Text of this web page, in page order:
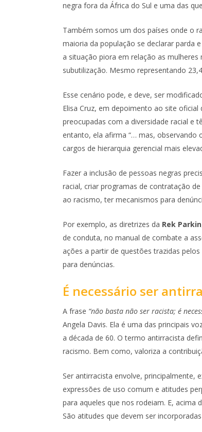
negra fora da África do Sul e uma das
Também somos um dos países onde o
maioria da população se declarar parda
a situação piora em relação as
subutilização. Mesmo representando
Esse cenário pode, e deve, ser
Elisa Cruz, em depoimento ao site
preocupadas com a diversidade racial e
entanto, ela afirma “… mas, observando
cargos de hierarquia gerencial mais
Fazer a inclusão de pessoas negras
racial, criar programas de contratação
ao racismo, ter mecanismos para
Por exemplo, as diretrizes da Rek
de conduta, no manual de combate a
ações a partir de questões trazidas
para denúncias.
É necessário ser
A frase “não basta não ser racista; é
Angela Davis. Ela é uma das principais
a década de 60. O termo antirracista
racismo. Bem como, valoriza a
Ser antirracista envolve, principalmente,
expressões de uso comum e atitudes
para aqueles que nos rodeiam. E, acima
São atitudes que devem ser